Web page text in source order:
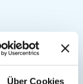
Über Cookies